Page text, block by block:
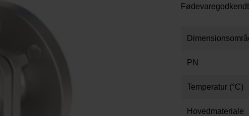
PN
Temperatur (°C)
Hovedmateriale